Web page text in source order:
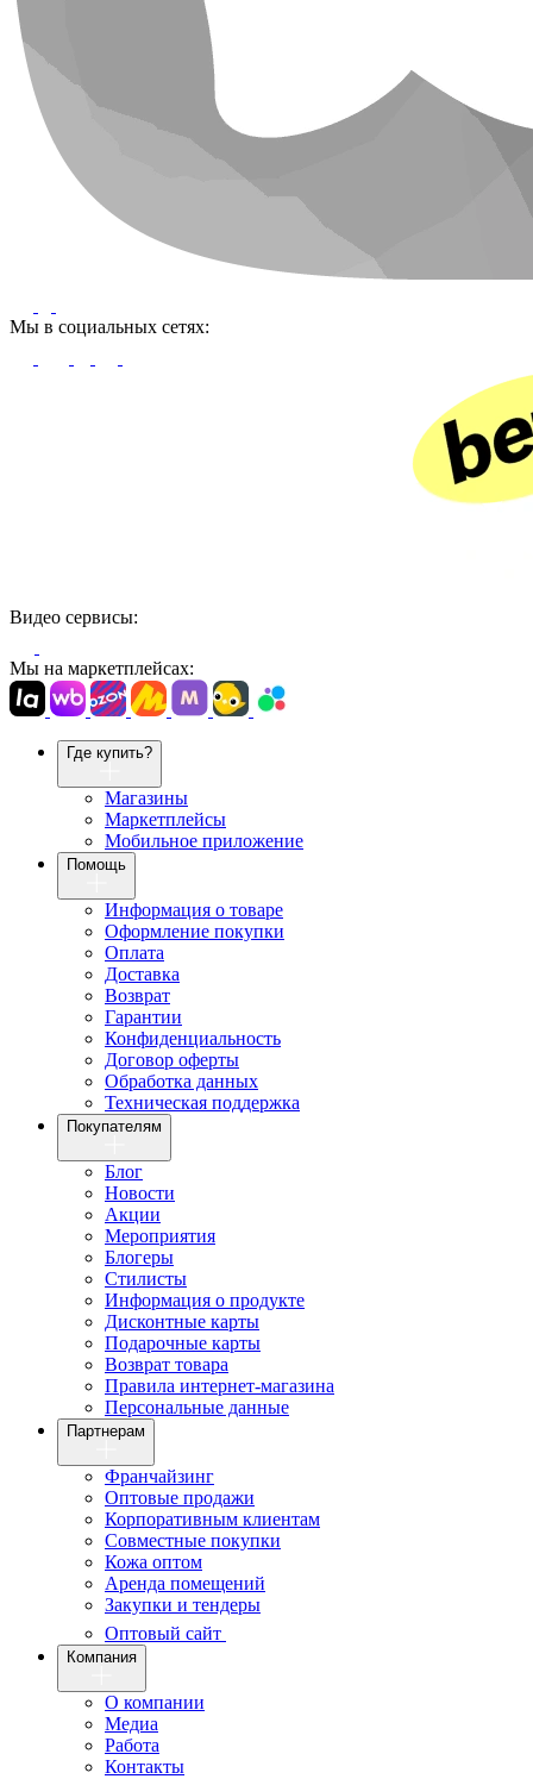
Мы в социальных сетях:
Видео сервисы:
Мы на маркетплейсах:
Где купить?
Магазины
Маркетплейсы
Мобильное приложение
Помощь
Информация о товаре
Оформление покупки
Оплата
Доставка
Возврат
Гарантии
Конфиденциальность
Договор оферты
Обработка данных
Техническая поддержка
Покупателям
Блог
Новости
Акции
Мероприятия
Блогеры
Стилисты
Информация о продукте
Дисконтные карты
Подарочные карты
Возврат товара
Правила интернет-магазина
Персональные данные
Партнерам
Франчайзинг
Оптовые продажи
Корпоративным клиентам
Совместные покупки
Кожа оптом
Аренда помещений
Закупки и тендеры
Оптовый сайт
Компания
О компании
Медиа
Работа
Контакты